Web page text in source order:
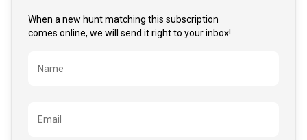
When a new hunt matching this subscription
comes online, we will send it right to your inbox!
Bezeichnung
Name
Email